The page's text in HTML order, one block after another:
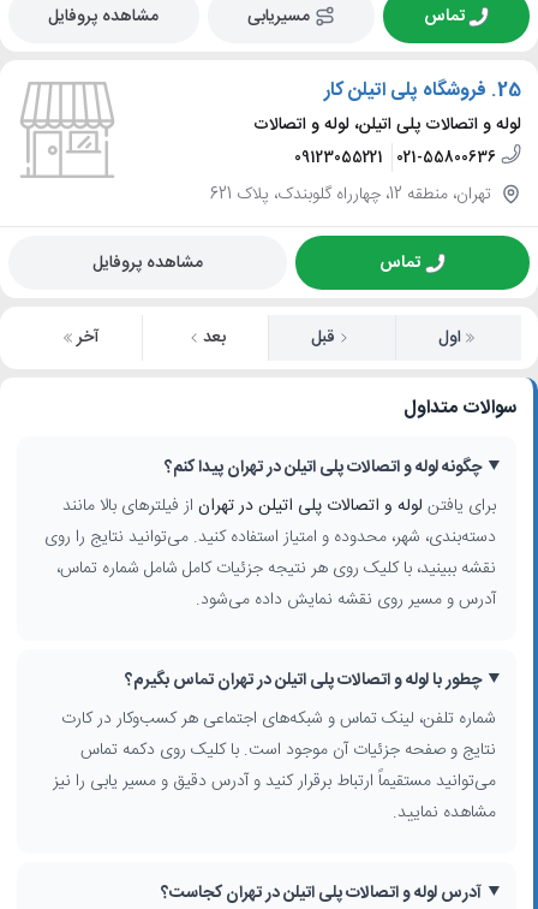
تماس مسیریابی مشاهده پروفایل
25. فروشگاه پلی اتیلن کار
لوله و اتصالات پلی اتیلن، لوله و اتصالات
021-55800636
09123055221
تهران، منطقه 12، چهارراه گلوبندک، پلاک 621
تماس مشاهده پروفایل
اول قبل بعد آخر
سوالات متداول
چگونه لوله و اتصالات پلی اتیلن در تهران پیدا کنم؟
برای یافتن لوله و اتصالات پلی اتیلن در تهران از فیلترهای بالا مانند
دسته‌بندی، شهر، محدوده و امتیاز استفاده کنید. می‌توانید نتایج را روی
نقشه ببینید، با کلیک روی هر نتیجه جزئیات کامل شامل شماره تماس،
آدرس و مسیر روی نقشه نمایش داده می‌شود.
چطور با لوله و اتصالات پلی اتیلن در تهران تماس بگیرم؟
شماره تلفن، لینک تماس و شبکه‌های اجتماعی هر کسب‌وکار در کارت
نتایج و صفحه جزئیات آن موجود است. با کلیک روی دکمه تماس
می‌توانید مستقیماً ارتباط برقرار کنید و آدرس دقیق و مسیر یابی را نیز
مشاهده نمایید.
آدرس لوله و اتصالات پلی اتیلن در تهران کجاست؟